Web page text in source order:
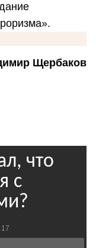
Щербаков